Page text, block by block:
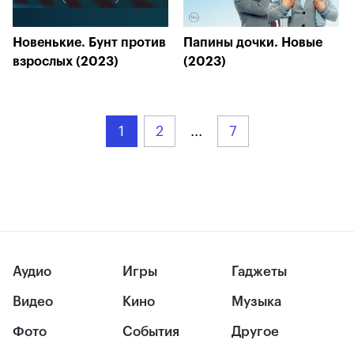
Новенькие. Бунт против
взрослых (2023)
Папины дочки. Новые
(2023)
1 2 ... 7
Аудио
Видео
Фото
Игры
Кино
События
Гаджеты
Музыка
Другое